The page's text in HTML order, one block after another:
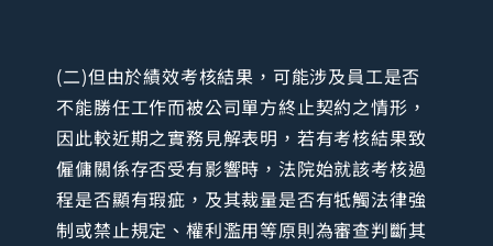
(二)但由於績效考核結果，可能涉及員工是否
不能勝任工作而被公司單方終止契約之情形，
因此較近期之實務見解表明，若有考核結果致
僱傭關係存否受有影響時，法院始就該考核過
程是否顯有瑕疵，及其裁量是否有牴觸法律強
制或禁止規定、權利濫用等原則為審查判斷其